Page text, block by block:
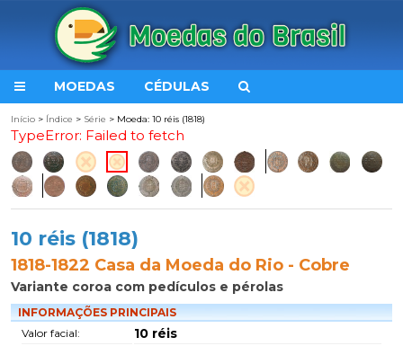
MOEDAS CÉDULAS
Início > Índice > Série > Moeda: 10 réis (1818)
TypeError: Failed to fetch
10 réis (1818)
1818-1822 Casa da Moeda do Rio - Cobre
Variante coroa com pedículos e pérolas
INFORMAÇÕES PRINCIPAIS
Valor facial:
10 réis